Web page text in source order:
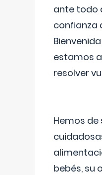
ante todo
confianza
estamos
resolver
Hemos de
bebés, su